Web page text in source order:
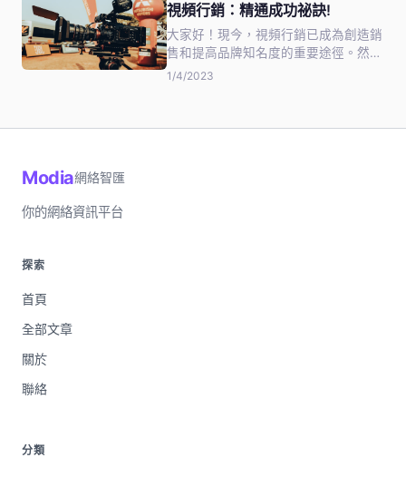
和缺點，幫助您決定哪一種更…
視頻行銷：精通成功祕訣!
大家好！現今，視頻行銷已成為創造銷
售和提高品牌知名度的重要途徑。然
而，想要在這個競爭激烈的市場中脫穎
視頻行銷的秘訣。座落好，放心閱讀
1/4/2023
Modia網絡智匯
你的網絡資訊平台
探索
首頁
全部文章
關於
聯絡
分類